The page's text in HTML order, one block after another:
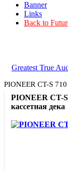
Banner
Links
Back to
Greatest True
PIONEER CT-S
PIONEER CT-
кассетная дека